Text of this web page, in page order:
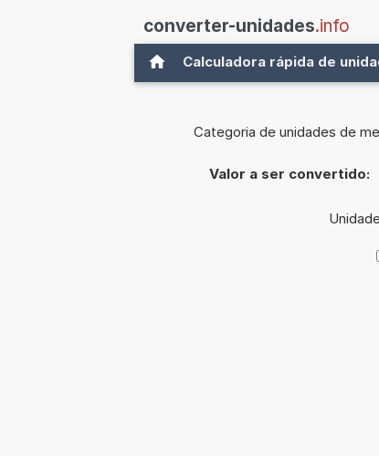
converter-unidades.info
Calculadora rápida de
Categoria de unidades de
Valor a ser convertido: